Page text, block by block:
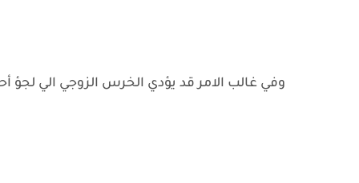
وفي غالب الامر قد يؤدي الخرس الزوجي الي لجؤ